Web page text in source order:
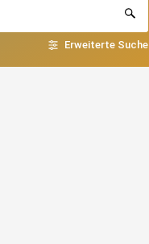
Erweiterte Suche